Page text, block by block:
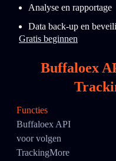
Analyse en rapportage
Data back-up en
Gratis beginnen
Buffaloex
Functies
Buffaloex API
voor volgen
TrackingMore